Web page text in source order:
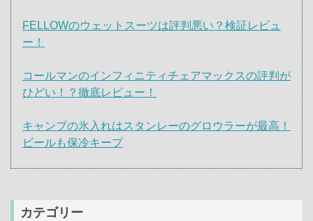
FELLOWのウェットスーツは評判悪い？検証レビュ
ー！
コールマンのインフィニティチェアマックスの評判が
ひどい！？徹底レビュー！
キャンプの氷入れはスタンレーのグロウラーが最高！
ビールも保冷キープ
カテゴリー